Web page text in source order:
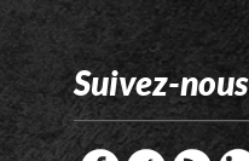
Suivez-nous